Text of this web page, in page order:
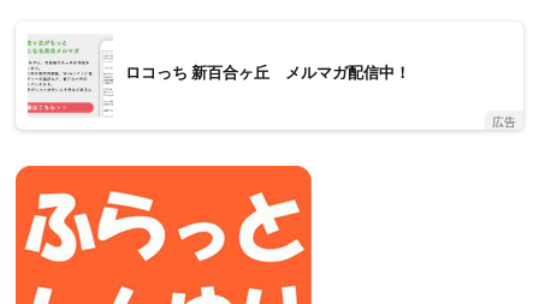
ロコっち 新百合ヶ丘 メルマガ配信中！
広告